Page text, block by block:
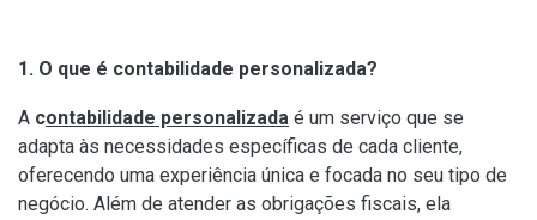
1. O que é contabilidade personalizada?
A contabilidade personalizada é um serviço que se
adapta às necessidades específicas de cada cliente,
oferecendo uma experiência única e focada no seu tipo de
negócio. Além de atender as obrigações fiscais, ela